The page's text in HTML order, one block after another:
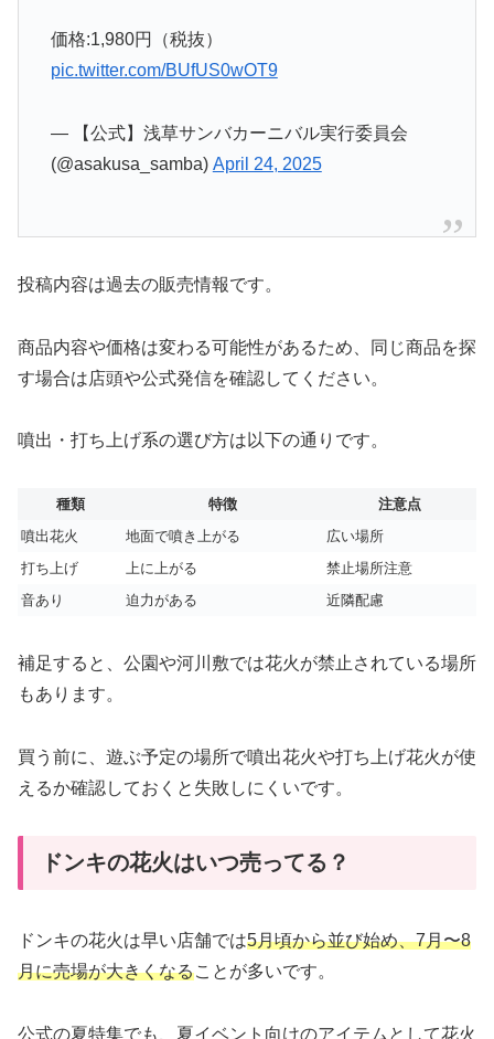
価格:1,980円（税抜）
pic.twitter.com/BUfUS0wOT9
— 【公式】浅草サンバカーニバル実行委員会
(@asakusa_samba) April 24, 2025
投稿内容は過去の販売情報です。
商品内容や価格は変わる可能性があるため、同じ商品を探
す場合は店頭や公式発信を確認してください。
噴出・打ち上げ系の選び方は以下の通りです。
種類 特徴
注意点
噴出花火
地面で噴き上がる
広い場所
打ち上げ
上に上がる
禁止場所注意
音あり
迫力がある 近隣配慮
補足すると、公園や河川敷では花火が禁止されている場所
もあります。
買う前に、遊ぶ予定の場所で噴出花火や打ち上げ花火が使
えるか確認しておくと失敗しにくいです。
ドンキの花火はいつ売ってる？
ドンキの花火は早い店舗では5月頃から並び始め、7月〜8
月に売場が大きくなることが多いです。
公式の夏特集でも、夏イベント向けのアイテムとして花火